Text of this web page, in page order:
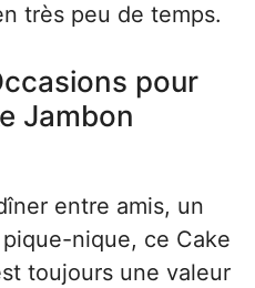
très peu de temps.
pour
Jambon
entre amis, un
nique, ce Cake
toujours une valeur